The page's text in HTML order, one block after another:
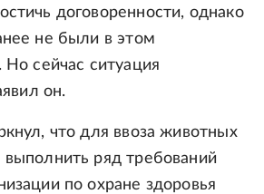
договоренности, однако
не были в этом
Но сейчас ситуация
он.
что для ввоза животных
ряд требований
по охране здоровья